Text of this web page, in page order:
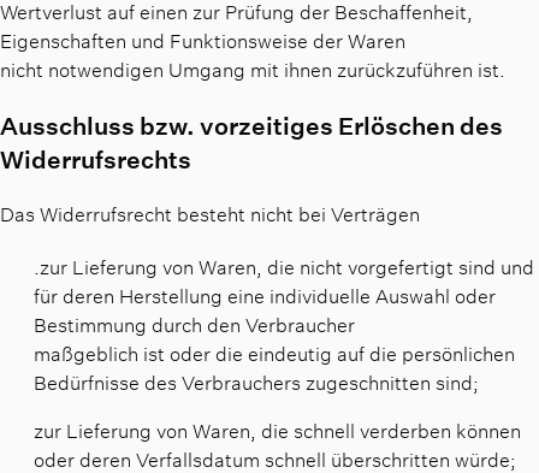
Wertverlust auf einen zur Prüfung der Beschaffenheit,
Eigenschaften und Funktionsweise der Waren
nicht notwendigen Umgang mit ihnen zurückzuführen ist.
Ausschluss bzw. vorzeitiges Erlöschen des
Widerrufsrechts
Das Widerrufsrecht besteht nicht bei Verträgen
.zur Lieferung von Waren, die nicht vorgefertigt sind und
für deren Herstellung eine individuelle Auswahl oder
Bestimmung durch den Verbraucher
maßgeblich ist oder die eindeutig auf die persönlichen
Bedürfnisse des Verbrauchers zugeschnitten sind;
zur Lieferung von Waren, die schnell verderben können
oder deren Verfallsdatum schnell überschritten würde;